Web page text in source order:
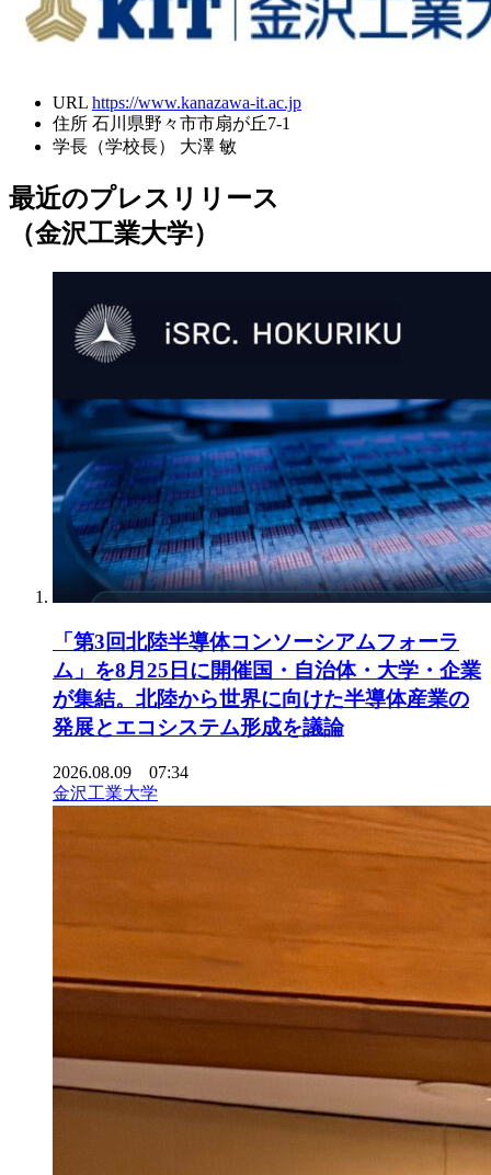
URL https://www.kanazawa-it.ac.jp
住所 石川県野々市市扇が丘7-1
学長（学校長）
大澤 敏
最近のプレスリリース
（金沢工業大学）
「第3回北陸半導体コンソーシアムフォーラ
ム」を8月25日に開催国・自治体・大学・企業
が集結。北陸から世界に向けた半導体産業の
発展とエコシステム形成を議論
2026.08.09 07:34
金沢工業大学